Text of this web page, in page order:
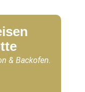
& Backofen.